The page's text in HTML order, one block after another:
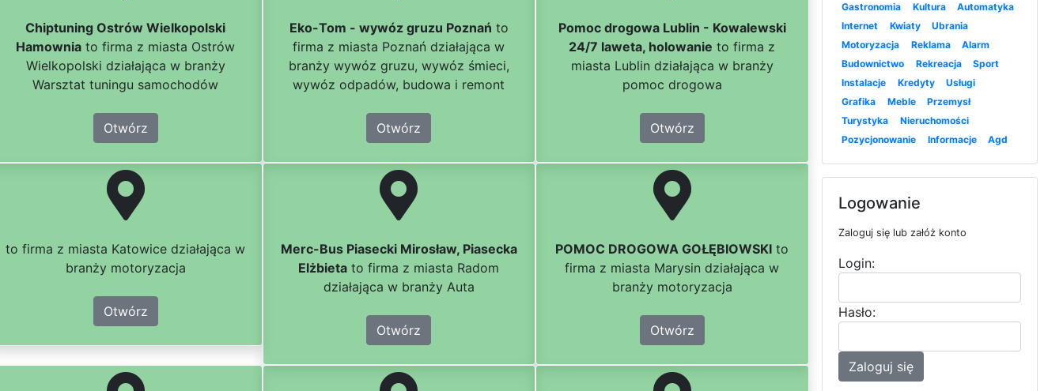
Chiptuning Ostrów Wielkopolski
Hamownia to firma z miasta Ostrów
Wielkopolski działająca w branży
Warsztat tuningu samochodów
Otwórz
Eko-Tom - wywóz gruzu Poznań to
firma z miasta Poznań działająca w
branży wywóz gruzu, wywóz śmieci,
wywóz odpadów, budowa i remont
Otwórz
Pomoc drogowa Lublin - Kowalewski
24/7 laweta, holowanie to firma z
miasta Lublin działająca w branży
pomoc drogowa
Otwórz
to firma z miasta Katowice działająca w
branży motoryzacja
Otwórz
Merc-Bus Piasecki Mirosław, Piasecka
Elżbieta to firma z miasta Radom
działająca w branży Auta
Otwórz
POMOC DROGOWA GOŁĘBIOWSKI to
firma z miasta Marysin działająca w
branży motoryzacja
Otwórz
Gastronomia
Kultura
Automatyka
Internet
Kwiaty
Ubrania
Motoryzacja
Reklama
Alarm
Budownictwo
Rekreacja
Sport
Instalacje
Kredyty
Usługi
Grafika
Meble
Przemysł
Turystyka
Nieruchomości
Pozycjonowanie
Informacje Agd
Logowanie
Zaloguj się lub załóż konto
Login:
Hasło:
Zaloguj się